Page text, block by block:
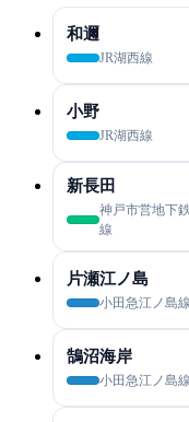
和邇
JR湖西線
小野
JR湖西線
新長田
神戸市営地下
線
片瀬江ノ島
小田急江ノ島線
鵠沼海岸
小田急江ノ島線